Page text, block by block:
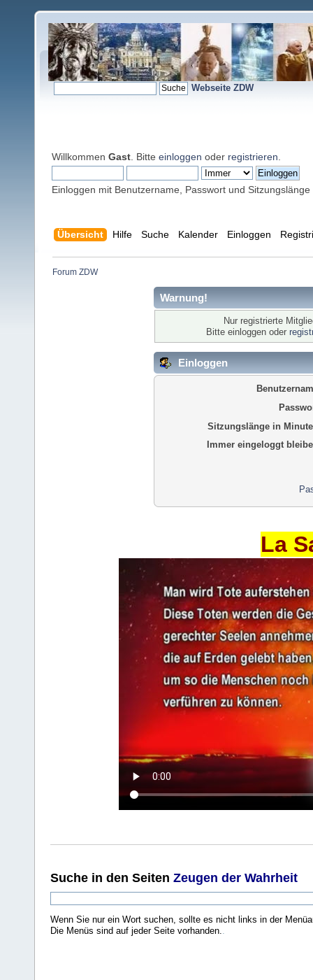
Webseite ZDW
Willkommen Gast . Bitte einloggen oder registrieren
Einloggen mit Benutzername, Passwort und Sitzungslänge
Übersicht Hilfe Suche Kalender Einloggen
Forum ZDW
Warnung!
Nur registrierte
Bitte einloggen oder
Einloggen
Sitzungslänge in
Immer eingeloggt
La
Suche in den Seiten Zeugen der Wahrheit
Wenn Sie nur ein Wort suchen, sollte es nicht links in der
Die Menüs sind auf jeder Seite vorhanden..